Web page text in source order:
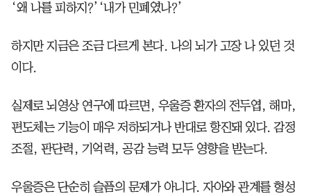
‘왜 나를 피하지?’‘내가 민폐였나?’
하지만 지금은 조금 다르게 본다. 나의 뇌가 고장 나 있던 것
이다.
실제로 뇌영상 연구에 따르면, 우울증 환자의 전두엽, 해마,
편도체는 기능이 매우 저하되거나 반대로 항진돼 있다. 감정
조절, 판단력, 기억력, 공감 능력 모두 영향을 받는다.
우울증은 단순히 슬픔의 문제가 아니다. 자아와 관계를 형성